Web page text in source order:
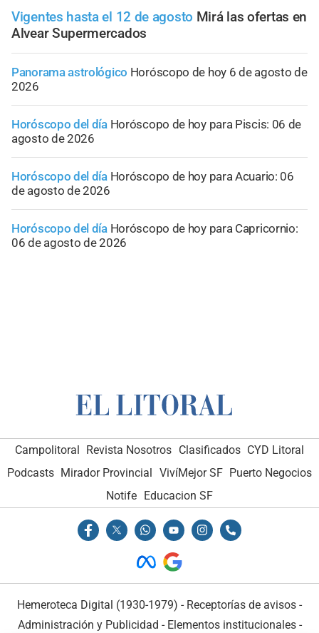
Vigentes hasta el 12 de agosto Mirá las ofertas en
Alvear Supermercados
Panorama astrológico Horóscopo de hoy 6 de agosto de
2026
Horóscopo del día Horóscopo de hoy para Piscis: 06 de
agosto de 2026
Horóscopo del día Horóscopo de hoy para Acuario: 06
de agosto de 2026
Horóscopo del día Horóscopo de hoy para Capricornio:
06 de agosto de 2026
Campolitoral Revista Nosotros Clasificados CYD Litoral
Podcasts Mirador Provincial VivíMejor SF Puerto Negocios
Notife Educacion SF
Hemeroteca Digital (1930-1979) - Receptorías de avisos -
Administración y Publicidad - Elementos institucionales-